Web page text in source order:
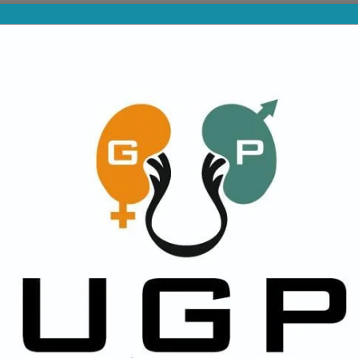
PROVINCIALES DIVISIONES INFERIORES
EN GOLES. (MIRÁ EL